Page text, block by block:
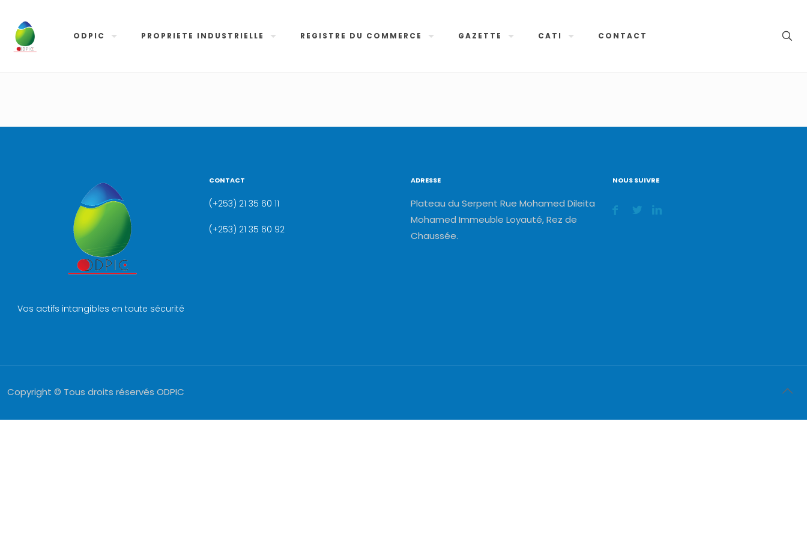
ODPIC PROPRIETE INDUSTRIELLE REGISTRE DU COMMERCE GAZETTE CATI CONTACT
Vos actifs intangibles en toute sécurité
CONTACT
(+253) 21 35 60 11
(+253) 21 35 60 92
ADRESSE
Plateau du Serpent Rue Mohamed Dileita
Mohamed Immeuble Loyauté, Rez de
Chaussée.
NOUS SUIVRE
Copyright © Tous droits réservés ODPIC